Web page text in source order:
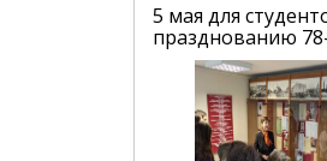
5 мая для
празднованию